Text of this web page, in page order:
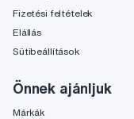
Fizetési feltételek
Elállás
Sütibeállítások
Önnek ajánljuk
Márkák